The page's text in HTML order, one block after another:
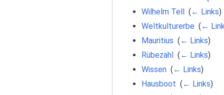
Wilhelm Tell‎ (← Links)
Weltkulturerbe (←
Mauritius (← Links)
Rübezahl‎ (← Links)
Wissen‎ (← Links)
Hausboot (← Links)